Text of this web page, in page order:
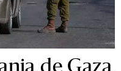
de Gaza